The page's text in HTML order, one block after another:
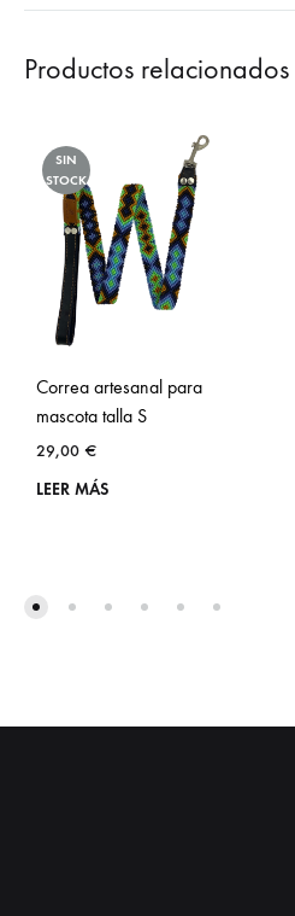
Productos relacionados
SIN
STOCK
Correa artesanal para
mascota talla S
29,00 €
LEER MÁS